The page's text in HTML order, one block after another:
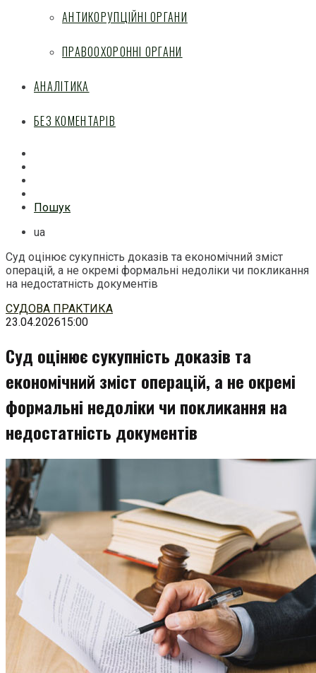
АНТИКОРУПЦІЙНІ ОРГАНИ
ПРАВООХОРОННІ ОРГАНИ
АНАЛІТИКА
БЕЗ КОМЕНТАРІВ
Пошук
ua
Суд оцінює сукупність доказів та економічний зміст
операцій, а не окремі формальні недоліки чи покликання
на недостатність документів
Перейти
до
СУДОВА ПРАКТИКА
23.04.202615:00
Суд оцінює сукупність доказів та
економічний зміст операцій, а не окремі
формальні недоліки чи покликання на
недостатність документів